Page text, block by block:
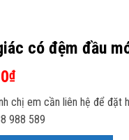
có đệm đầu
₫Giá
hiện
tại
là:
chị em cần liên hệ để đặt
988 589